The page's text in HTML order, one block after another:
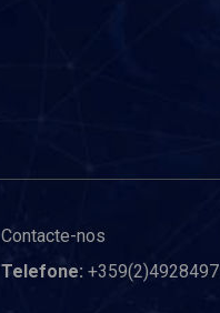
Contacte-nos
Telefone: +359(2)4928497